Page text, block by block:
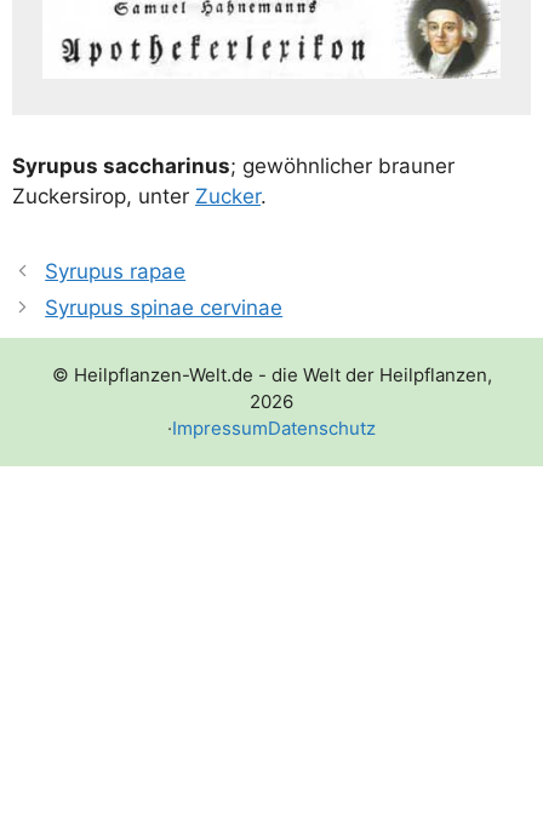
Syru­pus sac­cha­ri­nus; gewöhn­li­cher brau­ner
Zucker­si­rop, unter Zucker.
Syrupus rapae
Syrupus spinae cervinae
© Heilpflanzen-Welt.de - die Welt der Heilpflanzen,
2026
·ImpressumDatenschutz